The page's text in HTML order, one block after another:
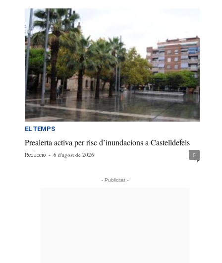
EL TEMPS
Prealerta activa per risc d’inundacions a Castelldefels
Redacció - 6 d'agost de 2026 0
- Publicitat -